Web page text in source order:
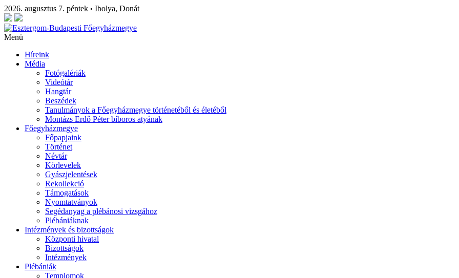
2026. augusztus 7. péntek • Ibolya, Donát
Menü
Híreink
Média
Fotógalériák
Videótár
Hangtár
Beszédek
Tanulmányok a Főegyházmegye történetéből és életéből
Montázs Erdő Péter bíboros atyának
Főegyházmegye
Főpapjaink
Történet
Névtár
Körlevelek
Gyászjelentések
Rekollekció
Támogatások
Nyomtatványok
Segédanyag a plébánosi vizsgához
Plébániáknak
Intézmények és bizottságok
Központi hivatal
Bizottságok
Intézmények
Plébániák
Templomok